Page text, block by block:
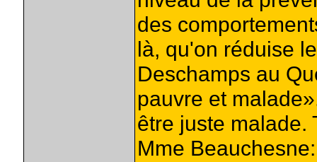
des
là, qu'on réduise
Deschamps au
pauvre et
être juste malade.
Mme